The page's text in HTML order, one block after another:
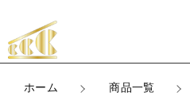
ホーム 商品一覧
カートに商品を追加しまし